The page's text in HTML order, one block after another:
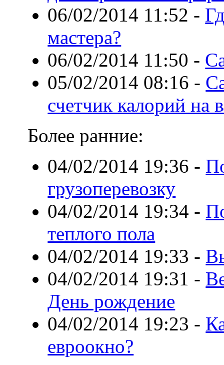
06/02/2014 11:52 -
мастера?
06/02/2014 11:50 -
05/02/2014 08:16 -
счетчик калорий на
Более ранние:
04/02/2014 19:36 -
грузоперевозку
04/02/2014 19:34 -
теплого пола
04/02/2014 19:33 -
04/02/2014 19:31 -
День рождение
04/02/2014 19:23 -
евроокно?